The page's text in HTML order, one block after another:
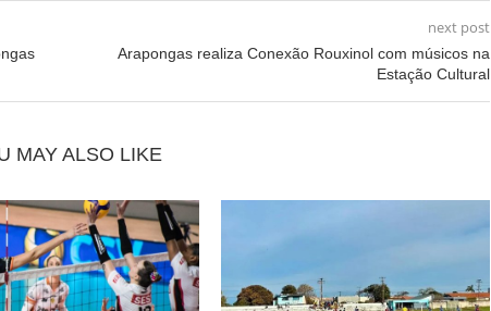
next post
Arapongas realiza Conexão Rouxinol com músicos na
Estação Cultural
MAY ALSO LIKE